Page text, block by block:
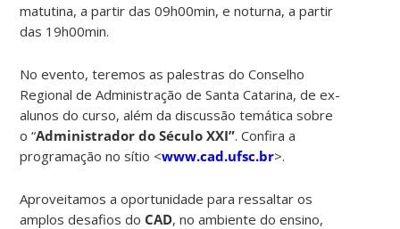
matutina, a partir das 09h00min, e noturna, a partir
das 19h00min.
No evento, teremos as palestras do Conselho
Regional de Administração de Santa Catarina, de ex-
alunos do curso, além da discussão temática sobre
o “Administrador do Século XXI”. Confira a
programação no sítio <www.cad.ufsc.br>.
Aproveitamos a oportunidade para ressaltar os
amplos desafios do CAD, no ambiente do ensino,